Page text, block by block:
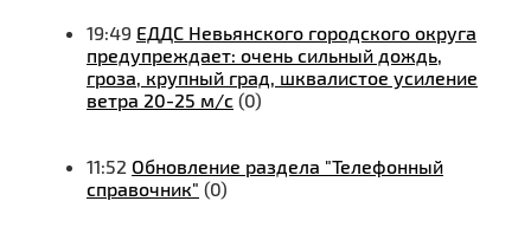
19:49 ЕДДС Невьянского городского округа
предупреждает: очень сильный дождь,
гроза, крупный град, шквалистое усиление
ветра 20-25 м/с (0)
11:52 Обновление раздела "Телефонный
справочник" (0)